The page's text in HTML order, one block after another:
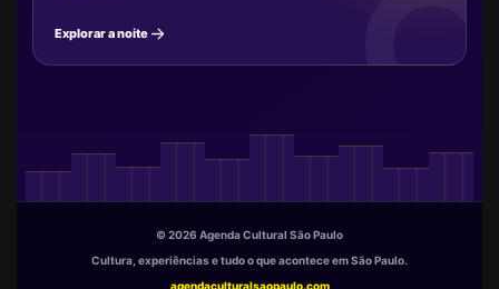
Explorar a noite
© 2026 Agenda Cultural São Paulo
Cultura, experiências e tudo o que acontece em São Paulo.
agendaculturalsaopaulo.com